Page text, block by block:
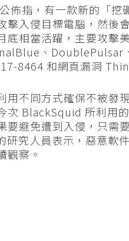
佈指，有一款新的「挖
擊入侵目標電腦，然後
底相當活躍，主要攻擊
、DoublePulsar
8464 和網頁漏洞
用不同方式確保不被發
次 BlackSquid 所利用
要避免遭到入侵，只需
究人員表示，惡意軟
觀察。